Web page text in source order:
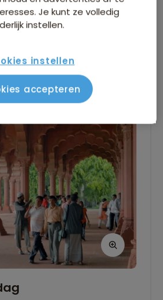
hotel in Kharol Bagh, het
van Delhi met leuke
deze dag
Dag 3
Je kunt ze volledig
instellen.
instellen
accepteren